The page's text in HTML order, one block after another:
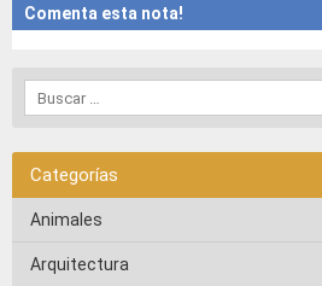
Comenta esta nota!
Categorías
Animales
Arquitectura